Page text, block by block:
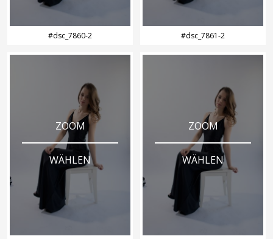
#dsc_7860-2 #dsc_7861-2
ZOOM
WÄHLEN
ZOOM
WÄHLEN